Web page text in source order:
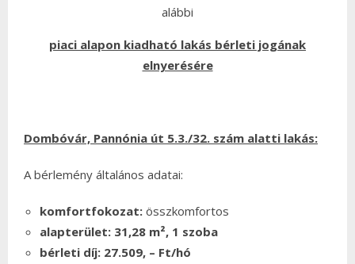
alábbi
piaci alapon kiadható lakás bérleti jogának
elnyerésére
Dombóvár, Pannónia út 5.3./32. szám alatti lakás:
A bérlemény általános adatai:
komfortfokozat: összkomfortos
alapterület: 31,28 m², 1 szoba
bérleti díj: 27.509, – Ft/hó